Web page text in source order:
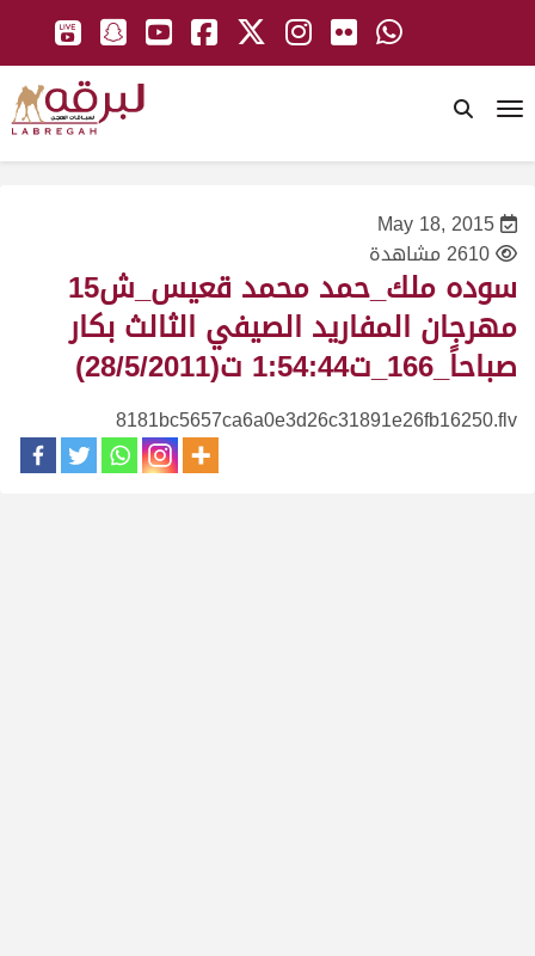
May 18, 2015
2610 مشاهدة
سوده ملك_حمد محمد قعيس_ش15
مهرجان المفاريد الصيفي الثالث بكار
صباحاً_166_ت1:54:44 ت(28/5/2011)
8181bc5657ca6a0e3d26c31891e26fb16250.flv